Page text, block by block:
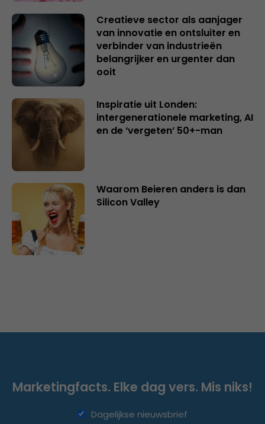
Creatieve sector als aanjager
van innovatie en ontsluiter en
verbinder van industrieën
belangrijker en urgenter dan
ooit
Inspiratie uit Londen:
intergenerationele marketing, AI
en de ‘vergeten’ 50+-man
Waarom Beieren anders is dan
Silicon Valley
Marketingfacts. Elke dag vers. Mis niks!
Dagelijkse nieuwsbrief